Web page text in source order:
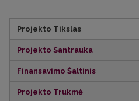
Projekto Tikslas
Projekto Santrauka
Finansavimo Šaltinis
Projekto Trukmė